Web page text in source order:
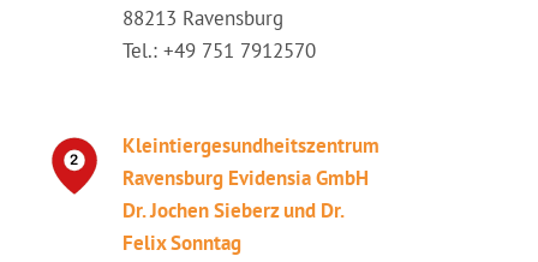
88213 Ravensburg
Tel.: +49 751 7912570
Kleintiergesundheitszentrum
Ravensburg Evidensia GmbH
Dr. Jochen Sieberz und Dr.
Felix Sonntag